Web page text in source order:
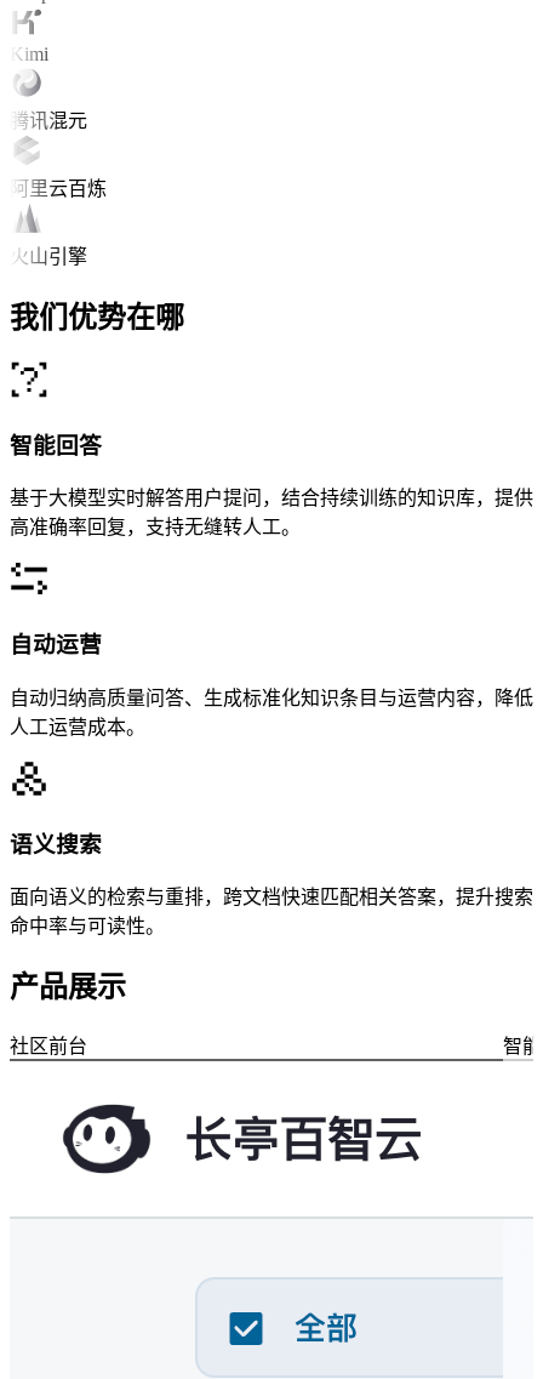
Kimi
腾讯混元
阿里云百炼
火山引擎
我们优势在哪
智能回答
基于大模型实时解答用户提问，结合持续训练的知识库，提供
高准确率回复，支持无缝转人工。
自动运营
自动归纳高质量问答、生成标准化知识条目与运营内容，降低
人工运营成本。
语义搜索
面向语义的检索与重排，跨文档快速匹配相关答案，提升搜索
命中率与可读性。
产品展示
社区前台 智